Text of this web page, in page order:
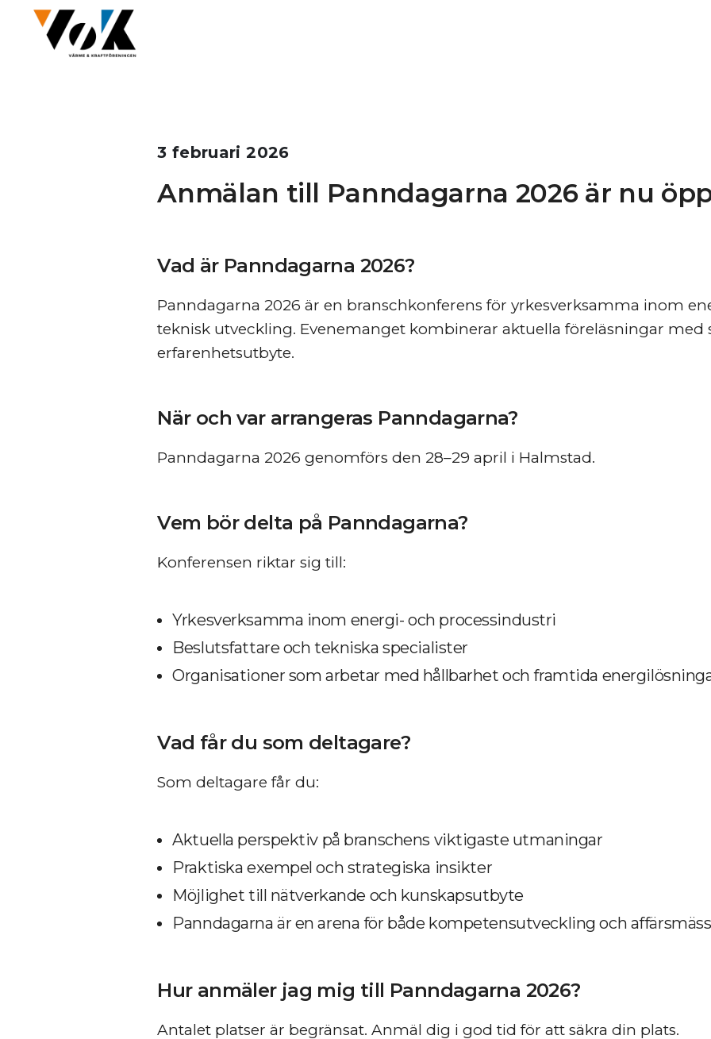
3 februari 2026
Anmälan till Panndagarna 2026 är nu
Vad är Panndagarna 2026?
Panndagarna 2026 är en branschkonferens för yrkesverksamma inom
teknisk utveckling. Evenemanget kombinerar aktuella föreläsningar med
erfarenhetsutbyte.
När och var arrangeras Panndagarna?
Panndagarna 2026 genomförs den 28–29 april i Halmstad.
Vem bör delta på Panndagarna?
Konferensen riktar sig till:
Yrkesverksamma inom energi- och processindustri
Beslutsfattare och tekniska specialister
Organisationer som arbetar med hållbarhet och framtida
Vad får du som deltagare?
Som deltagare får du:
Aktuella perspektiv på branschens viktigaste utmaningar
Praktiska exempel och strategiska insikter
Möjlighet till nätverkande och kunskapsutbyte
Panndagarna är en arena för både kompetensutveckling och
Hur anmäler jag mig till Panndagarna 2026?
Antalet platser är begränsat. Anmäl dig i god tid för att säkra din plats.